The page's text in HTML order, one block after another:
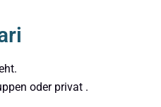
oder privat .